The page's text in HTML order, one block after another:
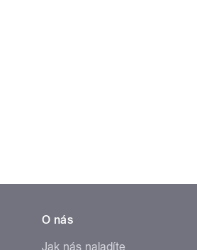
O nás
Jak nás naladíte